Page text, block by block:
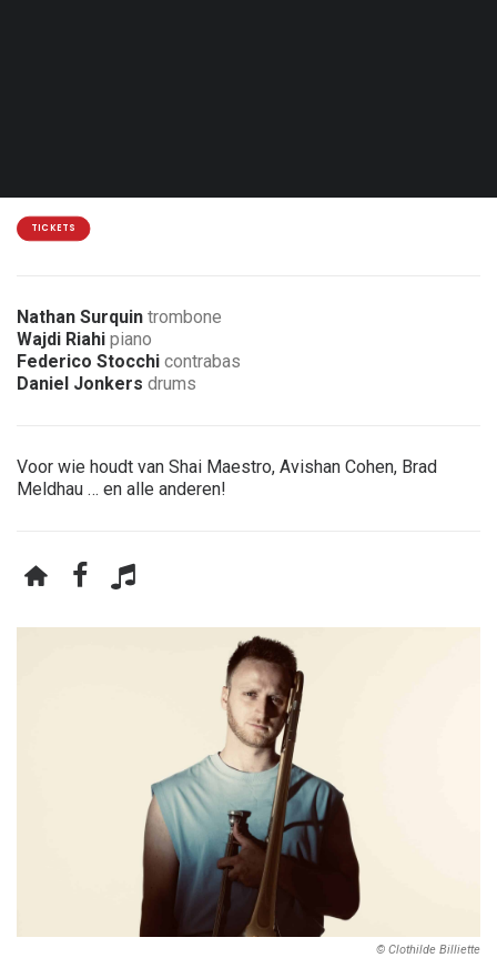
© Clothilde Billiette
TICKETS
Nathan Surquin trombone
Wajdi Riahi piano
Federico Stocchi contrabas
Daniel Jonkers drums
Voor wie houdt van Shai Maestro, Avishan Cohen, Brad
Meldhau … en alle anderen!